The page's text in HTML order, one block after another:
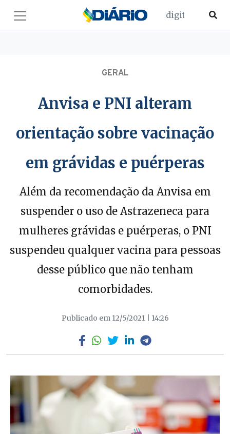
GERAL
Anvisa e PNI alteram
orientação sobre vacinação
em grávidas e puérperas
Além da recomendação da Anvisa em
suspender o uso de Astrazeneca para
mulheres grávidas e puérperas, o PNI
suspendeu qualquer vacina para pessoas
desse público que não tenham
comorbidades.
Publicado em 12/5/2021 | 14:26